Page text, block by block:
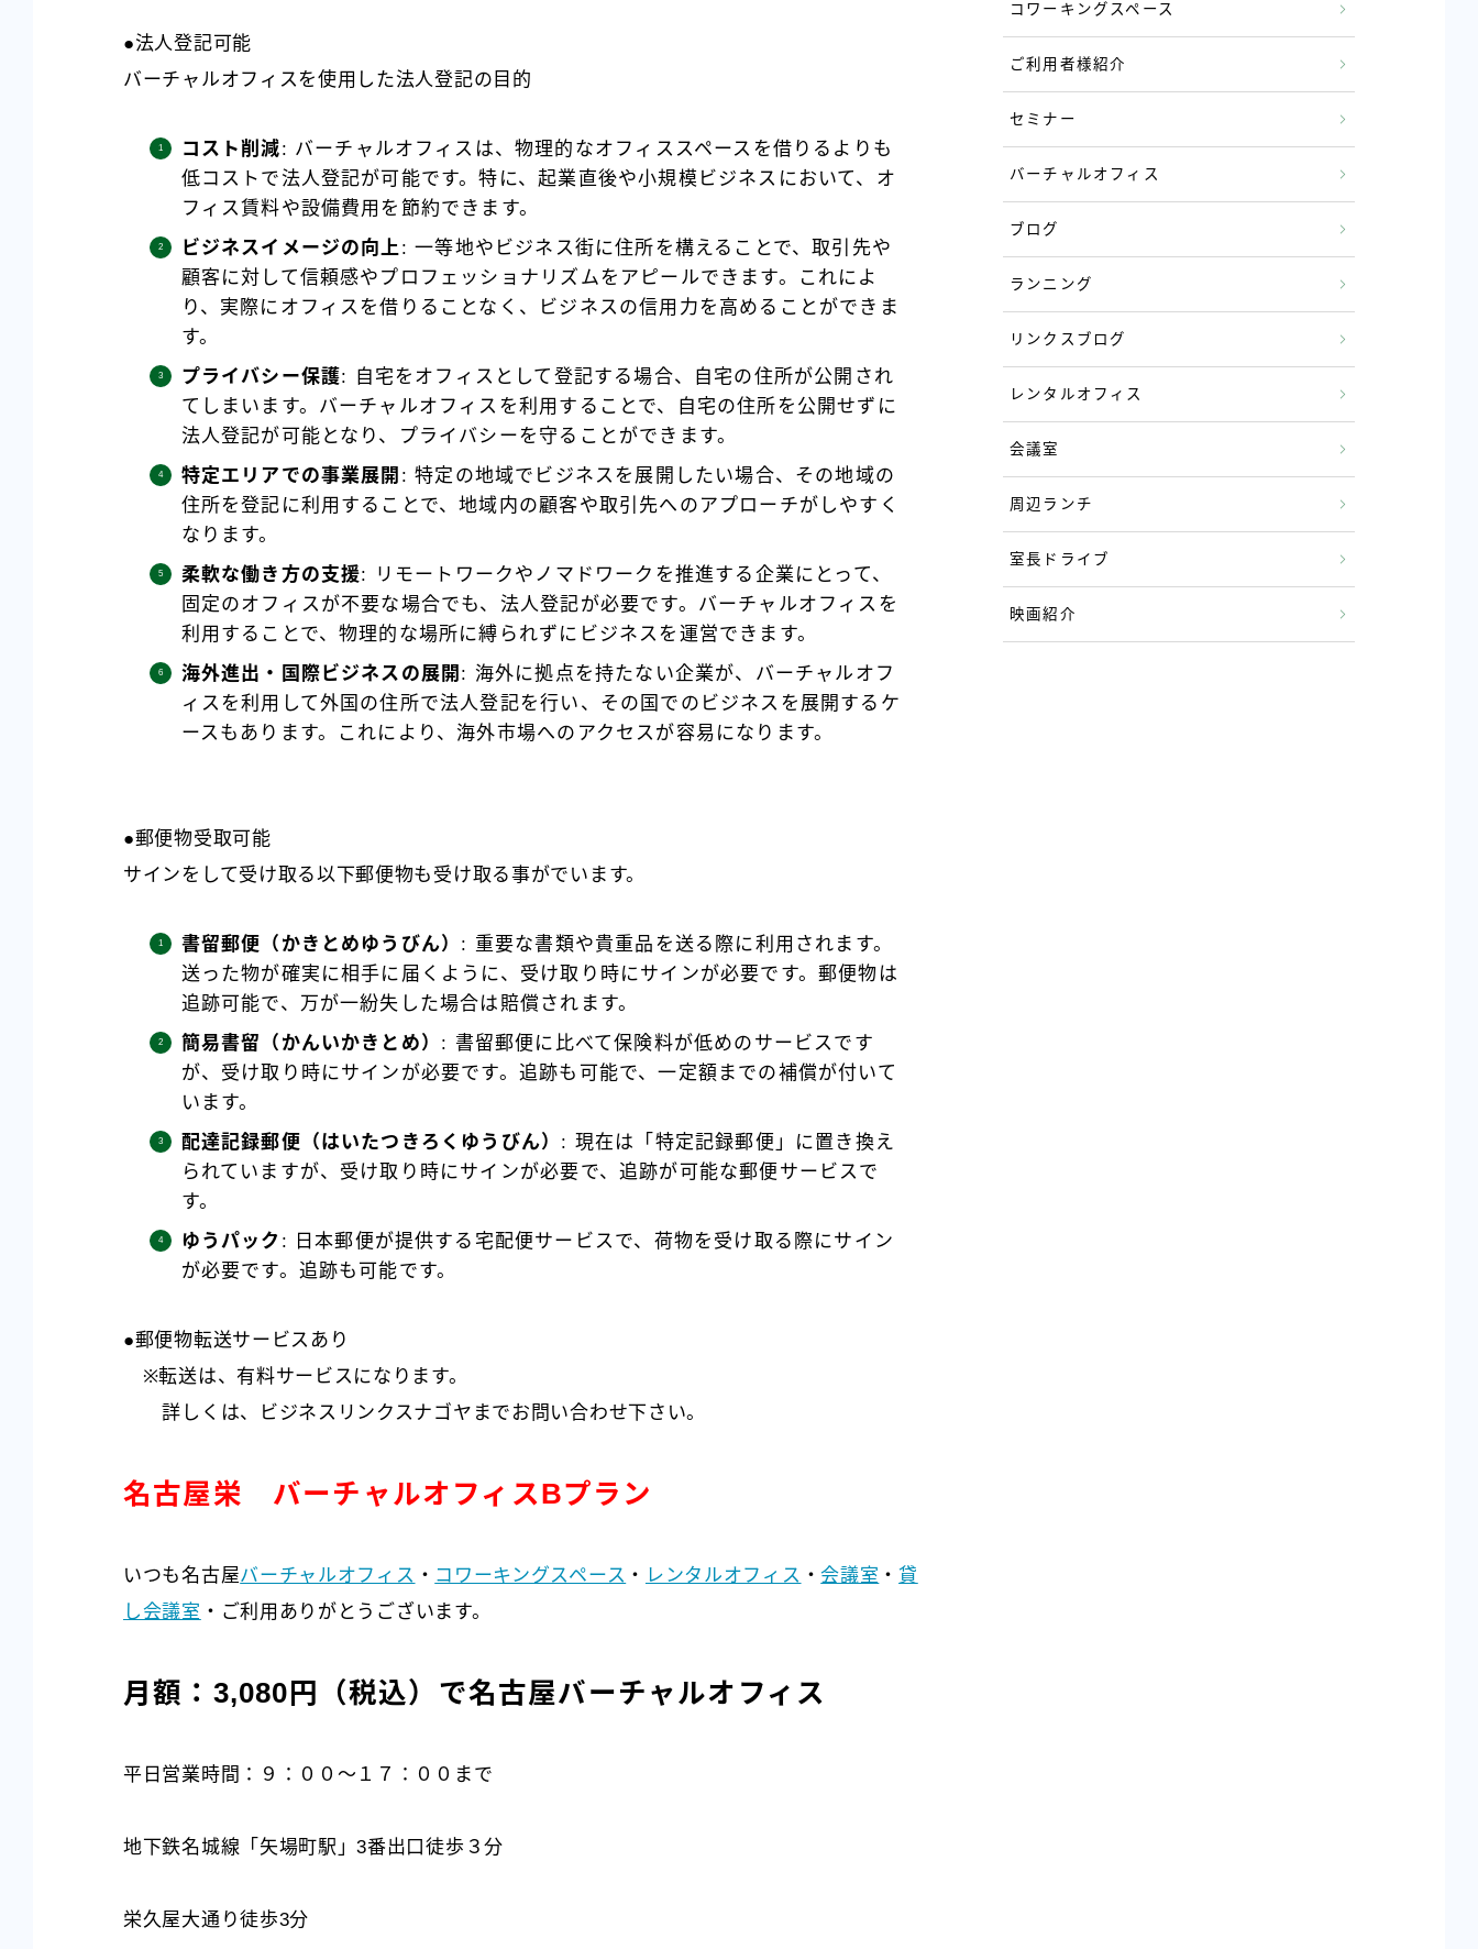
●法人登記可能
バーチャルオフィスを使用した法人登記の目的
コスト削減: バーチャルオフィスは、物理的なオフィススペースを借りるよりも
低コストで法人登記が可能です。特に、起業直後や小規模ビジネスにおいて、オ
フィス賃料や設備費用を節約できます。
ビジネスイメージの向上: 一等地やビジネス街に住所を構えることで、取引先や
顧客に対して信頼感やプロフェッショナリズムをアピールできます。これによ
り、実際にオフィスを借りることなく、ビジネスの信用力を高めることができま
す。
プライバシー保護: 自宅をオフィスとして登記する場合、自宅の住所が公開され
てしまいます。バーチャルオフィスを利用することで、自宅の住所を公開せずに
法人登記が可能となり、プライバシーを守ることができます。
特定エリアでの事業展開 : 特定の地域でビジネスを展開したい場合、その地域の
住所を登記に利用することで、地域内の顧客や取引先へのアプローチがしやすく
なります。
柔軟な働き方の支援: リモートワークやノマドワークを推進する企業にとって、
固定のオフィスが不要な場合でも、法人登記が必要です。バーチャルオフィスを
利用することで、物理的な場所に縛られずにビジネスを運営できます。
海外進出・国際ビジネスの展開 : 海外に拠点を持たない企業が、バーチャルオフ
ィスを利用して外国の住所で法人登記を行い、その国でのビジネスを展開するケ
ースもあります。これにより、海外市場へのアクセスが容易になります。
●郵便物受取可能
サインをして受け取る以下郵便物も受け取る事がでいます。
書留郵便（かきとめゆうびん） : 重要な書類や貴重品を送る際に利用されます。
送った物が確実に相手に届くように、受け取り時にサインが必要です。郵便物は
追跡可能で、万が一紛失した場合は賠償されます。
簡易書留（かんいかきとめ） : 書留郵便に比べて保険料が低めのサービスです
が、受け取り時にサインが必要です。追跡も可能で、一定額までの補償が付いて
います。
配達記録郵便（はいたつきろくゆうびん） : 現在は「特定記録郵便」に置き換え
られていますが、受け取り時にサインが必要で、追跡が可能な郵便サービスで
す。
ゆうパック : 日本郵便が提供する宅配便サービスで、荷物を受け取る際にサイン
が必要です。追跡も可能です。
●郵便物転送サービスあり
※転送は、有料サービスになります。
詳しくは、ビジネスリンクスナゴヤまでお問い合わせ下さい。
名古屋栄 バーチャルオフィスBプラン
いつも名古屋バーチャルオフィス ・ コワーキングスペース ・ レンタルオフィス ・会議室 ・貸
し会議室 ・ご利用ありがとうございます。
月額：3,080円（税込）で名古屋バーチャルオフィス
平日営業時間：９：００～１７：００まで
地下鉄名城線「矢場町駅」3番出口徒歩３分
栄久屋大通り徒歩3分
コワーキングスペース
ご利用者様紹介
セミナー
バーチャルオフィス
ブログ
ランニング
リンクスブログ
レンタルオフィス
会議室
周辺ランチ
室長ドライブ
映画紹介